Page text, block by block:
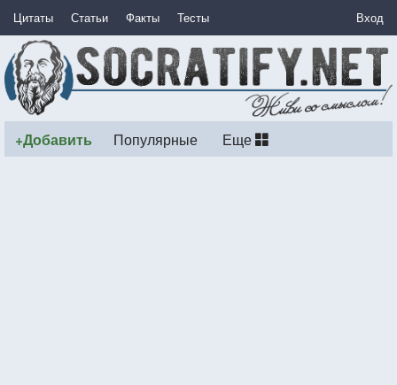
Цитаты Статьи Факты Тесты Вход
+Добавить Популярные Еще